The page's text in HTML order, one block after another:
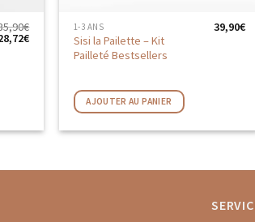
€
prix
€Le
1-3 ANS
Sisi la Pailette – Kit
Pailleté Bestsellers
39,90€
AJOUTER AU PANIER